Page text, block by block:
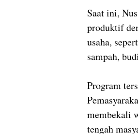
Saat ini,
produktif
usaha,
sampah,
Program
membekali
tengah